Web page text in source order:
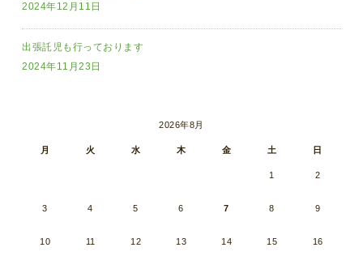
2024年12月11日
出張託児も行っております
2024年11月23日
2026年8月
月 火 水 木 金 土 日
1 2
3 4 5 6 7 8 9
10 11 12 13 14 15 16